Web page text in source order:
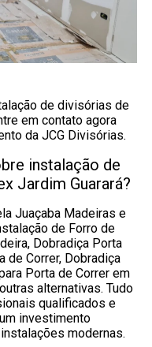
de divisórias de
em contato agora
da JCG Divisórias.
instalação de
Jardim Guarará?
Juaçaba Madeiras e
de Forro de
Dobradiça Porta
de Correr, Dobradiça
Porta de Correr em
alternativas. Tudo
qualificados e
investimento
modernas.